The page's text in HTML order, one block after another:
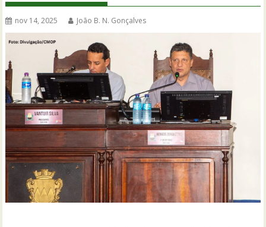
nov 14, 2025 João B. N. Gonçalves